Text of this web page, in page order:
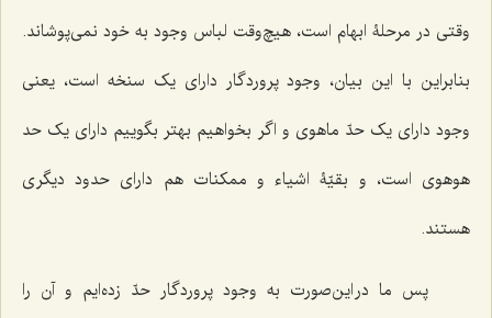
وقتی در مرحلۀ ابهام است، هیچ‌وقت لباس وجود به خود نمی‌پوشاند.
بنابراین با این بیان، وجود پروردگار دارای یک سنخه است، یعنی
وجود دارای یک حدّ ماهوی و اگر بخواهیم بهتر بگوییم دارای یک حد
هوهوی است، و بقیّۀ اشیاء و ممکنات هم دارای حدود دیگری
هستند.
پس ما در این‌صورت به وجود پروردگار حدّ زده‌ایم و آن را